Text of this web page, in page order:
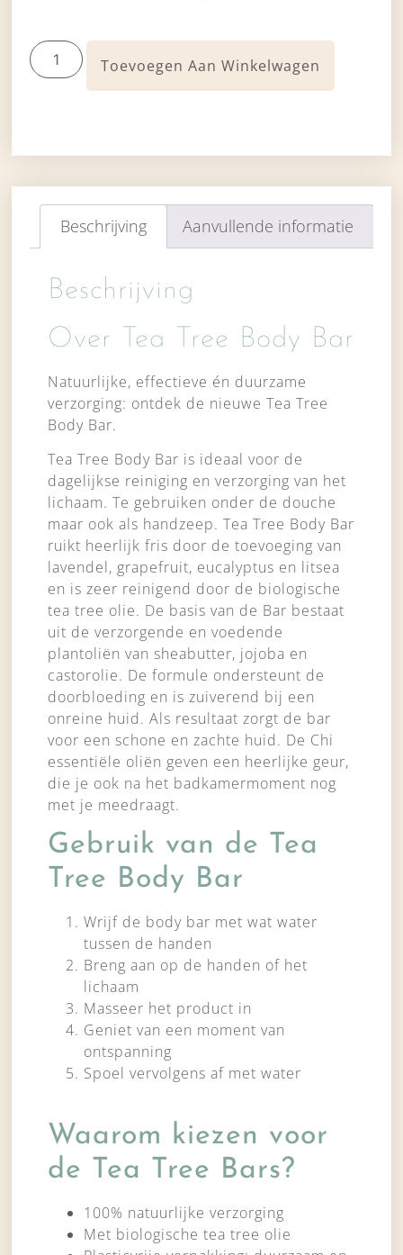
Toevoegen Aan Winkelwagen
Beschrijving Aanvullende informatie
Beschrijving
Over Tea Tree Body Bar
Natuurlijke, effectieve én duurzame
verzorging: ontdek de nieuwe Tea Tree
Body Bar.
Tea Tree Body Bar is ideaal voor de
dagelijkse reiniging en verzorging van het
lichaam. Te gebruiken onder de douche
maar ook als handzeep. Tea Tree Body Bar
ruikt heerlijk fris door de toevoeging van
lavendel, grapefruit, eucalyptus en litsea
en is zeer reinigend door de biologische
tea tree olie. De basis van de Bar bestaat
uit de verzorgende en voedende
plantoliën van sheabutter, jojoba en
castorolie. De formule ondersteunt de
doorbloeding en is zuiverend bij een
onreine huid. Als resultaat zorgt de bar
voor een schone en zachte huid. De Chi
essentiële oliën geven een heerlijke geur,
die je ook na het badkamermoment nog
met je meedraagt.
Gebruik van de Tea
Tree Body Bar
Wrijf de body bar met wat water
tussen de handen
Breng aan op de handen of het
lichaam
Masseer het product in
Geniet van een moment van
ontspanning
Spoel vervolgens af met water
Waarom kiezen voor
de Tea Tree Bars?
100% natuurlijke verzorging
Met biologische tea tree olie